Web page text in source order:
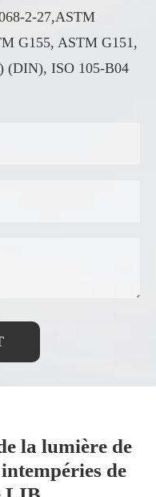
2-27,ASTM
G155, ASTM G151,
(DIN), ISO 105-B04
la lumière de
de